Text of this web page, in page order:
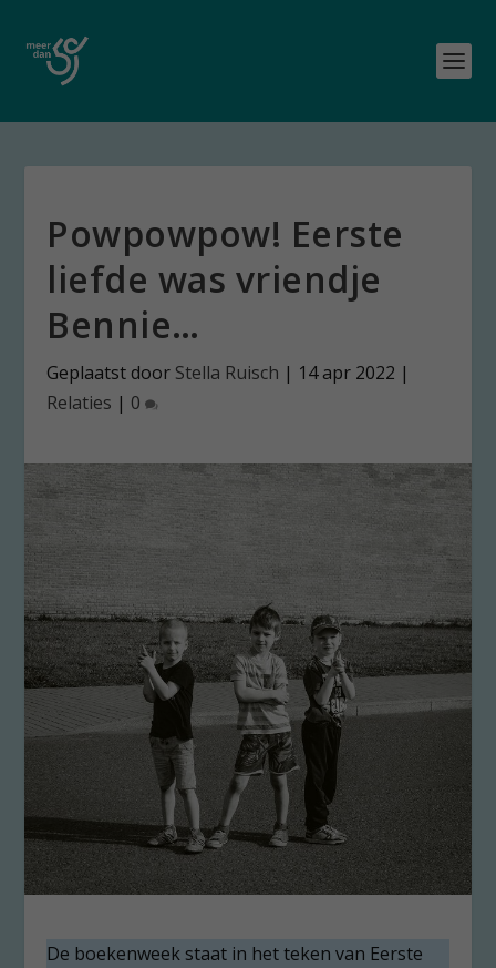
Powpowpow! Eerste
liefde was vriendje
Bennie…
Geplaatst door Stella Ruisch | 14 apr 2022 |
Relaties | 0
De boekenweek staat in het teken van Eerste